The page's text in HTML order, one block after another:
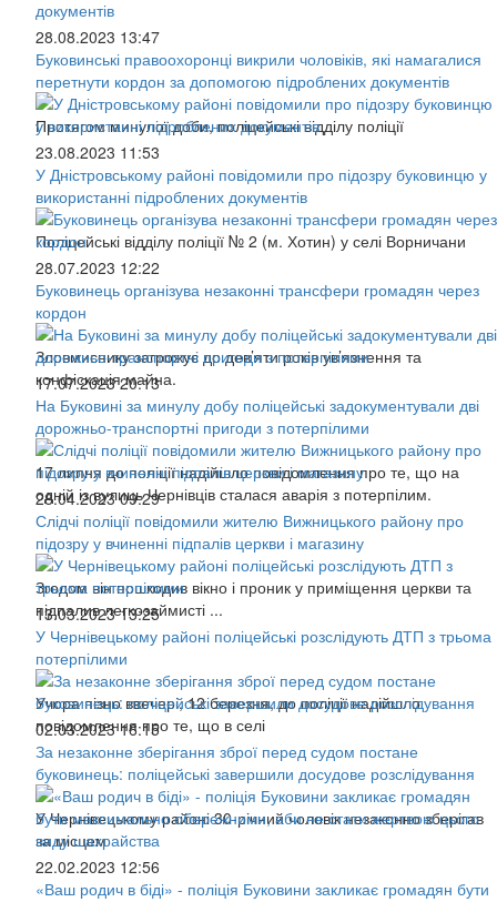
28.08.2023 13:47
Буковинські правоохоронці викрили чоловіків, які намагалися
перетнути кордон за допомогою підроблених документів
Протягом минулої доби, поліцейські відділу поліції
23.08.2023 11:53
У Дністровському районі повідомили про підозру буковинцю у
використанні підроблених документів
Поліцейські відділу поліції № 2 (м. Хотин) у селі Ворничани
28.07.2023 12:22
Буковинець організува незаконні трансфери громадян через
кордон
Зловмиснику загрожує до дев’яти років ув’язнення та
конфіскація майна.
17.07.2023 20:13
На Буковині за минулу добу поліцейські задокументували дві
дорожньо-транспортні пригоди з потерпілими
17 липня до поліції надійшло повідомлення про те, що на
одній із вулиць Чернівців сталася аварія з потерпілим.
28.04.2023 09:29
Слідчі поліції повідомили жителю Вижницького району про
підозру у вчиненні підпалів церкви і магазину
Згодом він пошкодив вікно і проник у приміщення церкви та
підпалив легкозаймисті ...
13.03.2023 13:25
У Чернівецькому районі поліцейські розслідують ДТП з трьома
потерпілими
Учора пізно ввечері, 12 березня, до поліції надійшло
повідомлення про те, що в селі
02.03.2023 16:15
За незаконне зберігання зброї перед судом постане
буковинець: поліцейські завершили досудове розслідування
У Чернівецькому районі 30-річний чоловік незаконно зберігав
за місцем
22.02.2023 12:56
«Ваш родич в біді» - поліція Буковини закликає громадян бути